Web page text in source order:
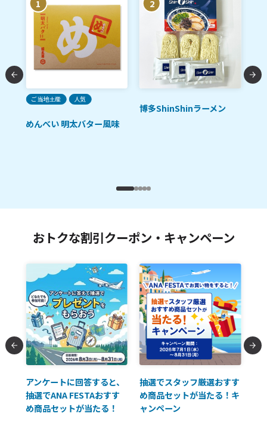
1
ご当地土産 人気
めんべい 明太バター風味
2
博多ShinShinラーメン
おトクな割引クーポン・キャンペーン
アンケートに回答すると、
抽選でANA FESTAおすす
め商品セットが当たる！
抽選でスタッフ厳選おすす
め商品セットが当たる！キ
ャンペーン